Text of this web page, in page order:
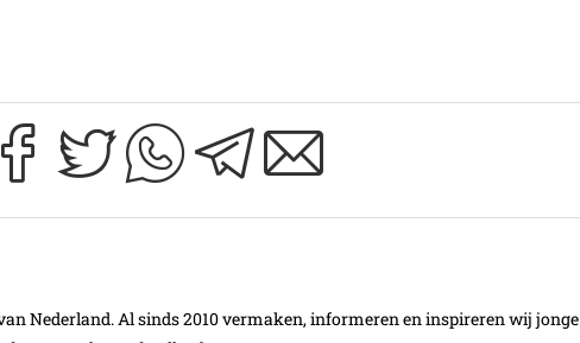
Nederland. Al sinds 2010 vermaken, informeren en inspireren wij jonge